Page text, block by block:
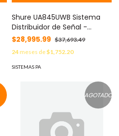
Shure UA845UWB Sistema
Distribuidor de Señal -
Modelo Shure, Conexión
Inalámbrica UHF, Hasta 5
Receptores - Ideal para
Sonido Profesional
$28,995.99 $37,693.49
24meses de$1,752.20
SISTEMAS PA
AGOTADO